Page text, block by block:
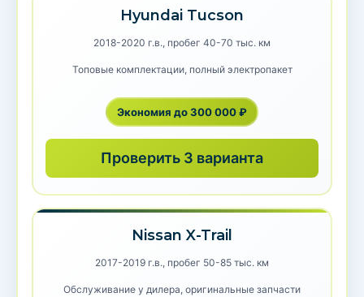
Hyundai Tucson
2018-2020 г.в., пробег 40-70 тыс. км
Топовые комплектации, полный электропакет
Экономия до 300 000 ₽
Проверить 3 варианта
Nissan X-Trail
2017-2019 г.в., пробег 50-85 тыс. км
Обслуживание у дилера, оригинальные запчасти